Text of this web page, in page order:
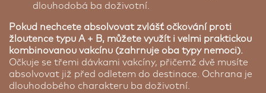
dlouhodobá ba doživotní.
Pokud nechcete absolvovat zvlášť očkování proti
žloutence typu A + B, můžete využít i velmi praktickou
kombinovanou vakcínu (zahrnuje oba typy nemoci).
Očkuje se třemi dávkami vakcíny, přičemž dvě musíte
absolvovat již před odletem do destinace. Ochrana je
dlouhodobého charakteru ba doživotní.